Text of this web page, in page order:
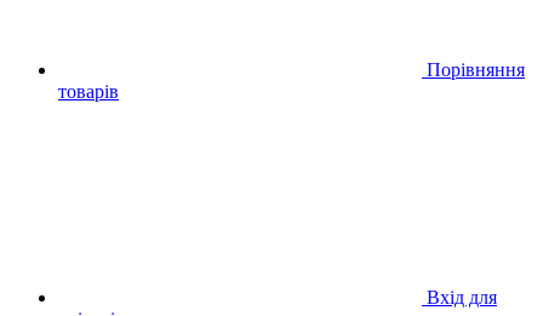
Порівняння
товарів
Вхід для